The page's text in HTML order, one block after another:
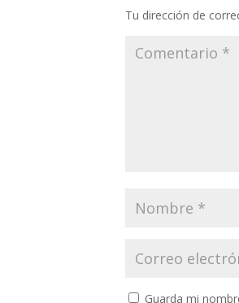
Tu dirección de
Guarda mi